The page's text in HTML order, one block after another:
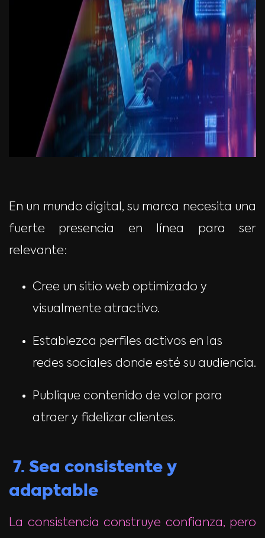
En un mundo digital, su marca necesita una
fuerte presencia en línea para ser
relevante:
Cree un sitio web optimizado y
visualmente atractivo.
Establezca perfiles activos en las
redes sociales donde esté su audiencia.
Publique contenido de valor para
atraer y fidelizar clientes.
7. Sea consistente y
adaptable
La consistencia construye confianza, pero